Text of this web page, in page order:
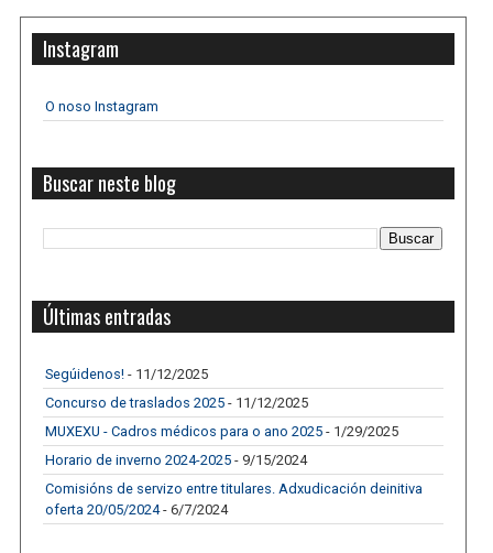
Instagram
O noso Instagram
Buscar neste blog
Últimas entradas
Segúidenos! - 11/12/2025
Concurso de traslados 2025 - 11/12/2025
MUXEXU - Cadros médicos para o ano 2025 - 1/29/2025
Horario de inverno 2024-2025 - 9/15/2024
Comisións de servizo entre titulares. Adxudicación deinitiva
oferta 20/05/2024- 6/7/2024